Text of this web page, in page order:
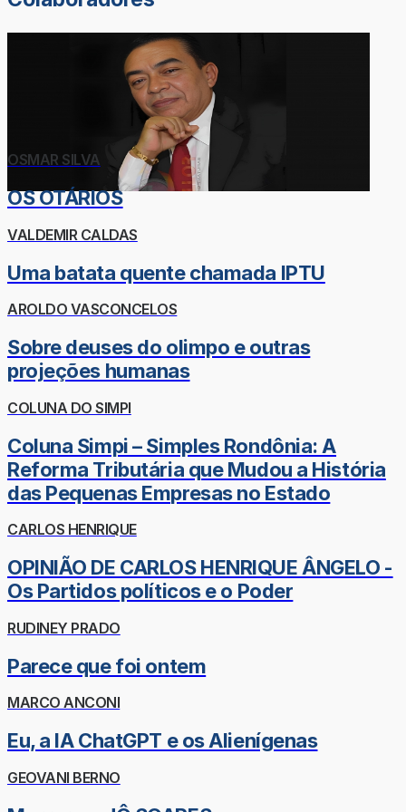
OSMAR SILVA
OS OTÁRIOS
VALDEMIR CALDAS
Uma batata quente chamada IPTU
AROLDO VASCONCELOS
Sobre deuses do olimpo e outras
projeções humanas
COLUNA DO SIMPI
Coluna Simpi – Simples Rondônia: A
Reforma Tributária que Mudou a História
das Pequenas Empresas no Estado
CARLOS HENRIQUE
OPINIÃO DE CARLOS HENRIQUE ÂNGELO -
Os Partidos políticos e o Poder
RUDINEY PRADO
Parece que foi ontem
MARCO ANCONI
Eu, a IA ChatGPT e os Alienígenas
GEOVANI BERNO